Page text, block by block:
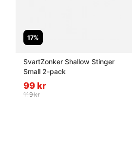
17%
SvartZonker Shallow Stinger
Small 2-pack
99 kr
119 kr